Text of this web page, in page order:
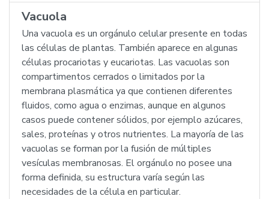
Vacuola
Una vacuola es un orgánulo celular presente en todas
las células de plantas. También aparece en algunas
células procariotas y eucariotas. Las vacuolas son
compartimentos cerrados o limitados por la
membrana plasmática ya que contienen diferentes
fluidos, como agua o enzimas, aunque en algunos
casos puede contener sólidos, por ejemplo azúcares,
sales, proteínas y otros nutrientes. La mayoría de las
vacuolas se forman por la fusión de múltiples
vesículas membranosas. El orgánulo no posee una
forma definida, su estructura varía según las
necesidades de la célula en particular.